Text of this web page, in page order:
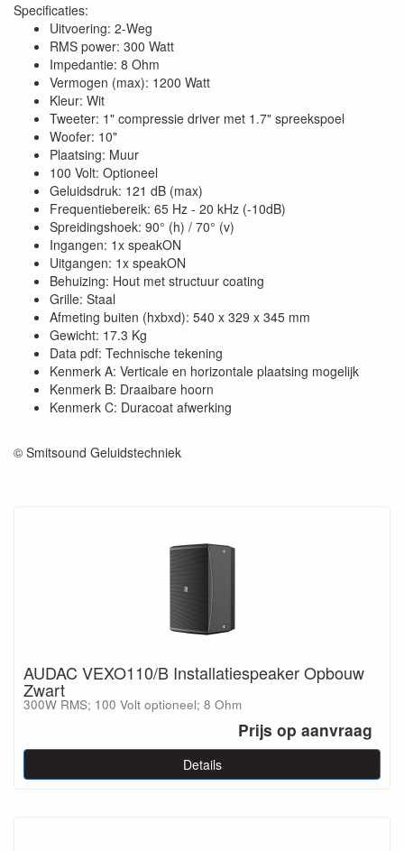
Specificaties:
Uitvoering: 2-Weg
RMS power: 300 Watt
Impedantie: 8 Ohm
Vermogen (max): 1200 Watt
Kleur: Wit
Tweeter: 1" compressie driver met 1.7" spreekspoel
Woofer: 10"
Plaatsing: Muur
100 Volt: Optioneel
Geluidsdruk: 121 dB (max)
Frequentiebereik: 65 Hz - 20 kHz (-10dB)
Spreidingshoek: 90° (h) / 70° (v)
Ingangen: 1x speakON
Uitgangen: 1x speakON
Behuizing: Hout met structuur coating
Grille: Staal
Afmeting buiten (hxbxd): 540 x 329 x 345 mm
Gewicht: 17.3 Kg
Data pdf: Technische tekening
Kenmerk A: Verticale en horizontale plaatsing mogelijk
Kenmerk B: Draaibare hoorn
Kenmerk C: Duracoat afwerking
© Smitsound Geluidstechniek
AUDAC VEXO110/B Installatiespeaker Opbouw
Zwart
300W RMS; 100 Volt optioneel; 8 Ohm
Prijs op aanvraag
Details